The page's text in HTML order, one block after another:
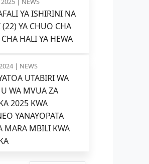
YA ISHIRINI NA
YA CHUO CHA
HALI YA HEWA
| NEWS
UTABIRI WA
WA MVUA ZA
2025 KWA
YANAYOPATA
MARA MBILI KWA